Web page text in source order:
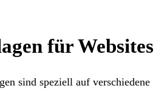
für Websites
sind speziell auf verschiedene